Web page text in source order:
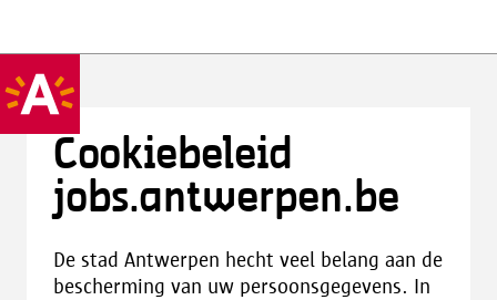
Cookiebeleid
jobs.antwerpen.be
De stad Antwerpen hecht veel belang aan de
bescherming van uw persoonsgegevens. In